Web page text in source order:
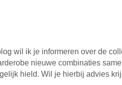
wil ik je informeren over de
nieuwe combinaties
hield. Wil je hierbij advies